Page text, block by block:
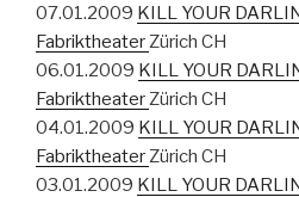
07.01.2009 KILL YOUR
Fabriktheater Zürich CH
06.01.2009 KILL YOUR
Fabriktheater Zürich CH
04.01.2009 KILL YOUR
Fabriktheater Zürich CH
03.01.2009 KILL YOUR